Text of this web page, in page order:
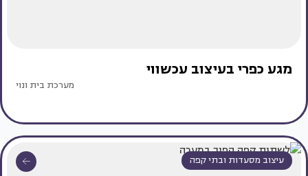
מגע כפרי בעיצוב עכשווי
מערכת בית ונוי
עיצוב מסעדות ובתי קפה